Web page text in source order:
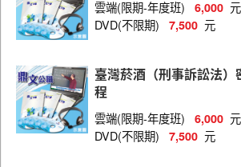
評價職位(電子電機)
評價職位(鍋爐)
評價職位(電氣)
評價職位(化工)
評價職位(食品化工)
雲端(限期-年度班) 6,000 元
DVD(不限期)
7,500 元
臺灣菸酒（刑事訴訟法
程
雲端(限期-年度班) 6,000 元
DVD(不限期)
7,500 元